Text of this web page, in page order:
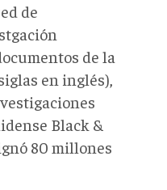
de
de la
en inglés),
Black &
80 millones